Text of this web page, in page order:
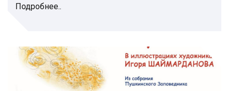
Подробнее..